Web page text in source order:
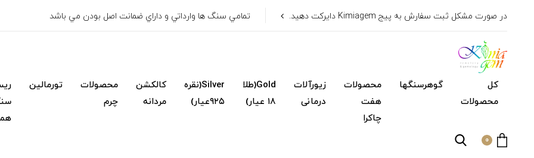
در صورت مشکل ثبت سفارش به پیج Kimiagem دایرکت دهید. تمامي سنگ ها وارداتي و داراي ضمانت اصل بودن مي باشد
کل
محصولات
گوهرسنگها
محصولات
هفت
چاکرا
زیورآلات
درمانی
Gold(طلا
۱۸ عیار)
Silver(نقره
۹۲۵عیار)
کالکشن
مردانه
محصولات
چرم
تورمالین
0